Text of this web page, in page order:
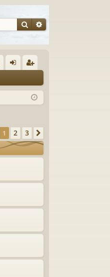
Поиск
С
д ис
ия
1 2 3